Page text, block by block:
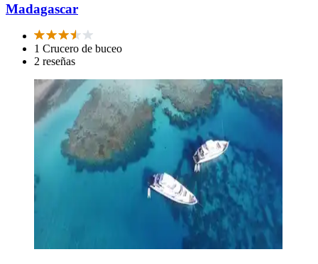
Madagascar
1 Crucero de buceo
2 reseñas